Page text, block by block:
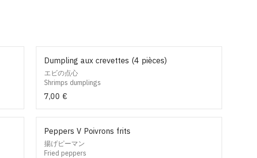
Dumpling aux crevettes (4 pièces)
エビの点心
Shrimps dumplings
7,00 €
Peppers V Poivrons frits
揚げピーマン
Fried peppers